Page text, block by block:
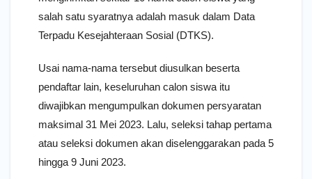
salah satu syaratnya adalah masuk dalam Data
Terpadu Kesejahteraan Sosial (DTKS).
Usai nama-nama tersebut diusulkan beserta
pendaftar lain, keseluruhan calon siswa itu
diwajibkan mengumpulkan dokumen persyaratan
maksimal 31 Mei 2023. Lalu, seleksi tahap pertama
atau seleksi dokumen akan diselenggarakan pada 5
hingga 9 Juni 2023.